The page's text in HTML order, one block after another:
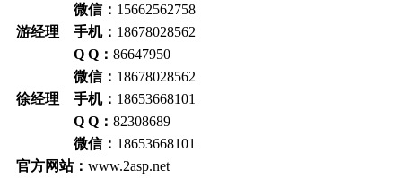
微信： 15662562758
游经理 手机： 18678028562
Q Q： 86647950
微信： 18678028562
徐经理 手机： 18653668101
Q Q： 82308689
微信： 18653668101
官方网站： www.2asp.net